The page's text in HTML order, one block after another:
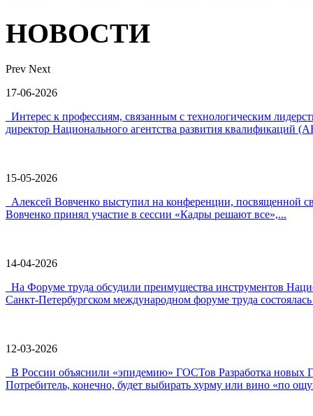
НОВОСТИ
Prev Next
17-06-2026
Интерес к профессиям, связанным с технологическим
директор Национального агентства развития квалификаций
15-05-2026
Алексей Вовченко выступил на конференции,
Вовченко принял участие в сессии «Кадры решают все»,...
14-04-2026
На Форуме труда обсудили преимущества инструментов
Санкт-Петербургском международном форуме труда
12-03-2026
В России объяснили «эпидемию» ГОСТов Разработка новых
Потребитель, конечно, будет выбирать хурму или вино «по